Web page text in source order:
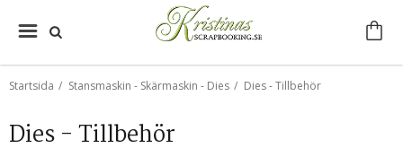
Startsida / Stansmaskin - Skärmaskin - Dies / Dies - Tillbehör
Dies - Tillbehör